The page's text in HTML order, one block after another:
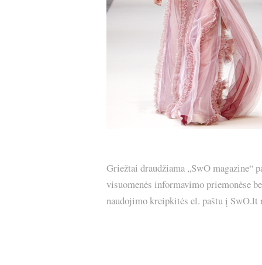
Griežtai draudžiama „SwO magazine“
visuomenės informavimo priemonėse
naudojimo kreipkitės el. paštu į